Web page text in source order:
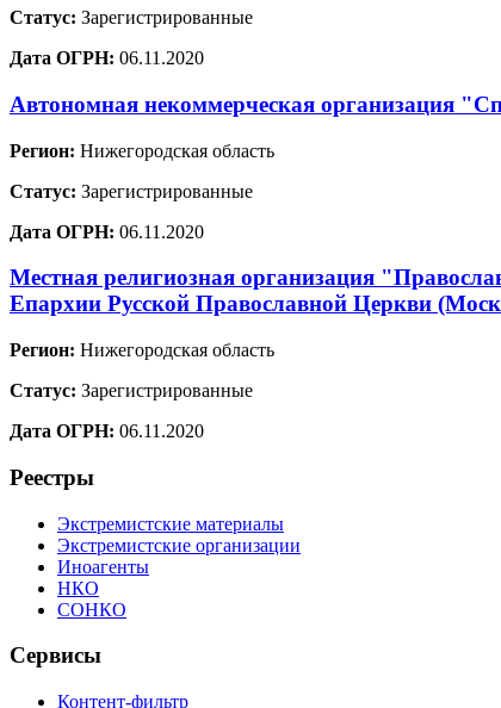
Статус: Зарегистрированные
Дата ОГРН: 06.11.2020
Автономная некоммерческая организация
Регион: Нижегородская область
Статус: Зарегистрированные
Дата ОГРН: 06.11.2020
Местная религиозная организация
Епархии Русской Православной Церкви
Регион: Нижегородская область
Статус: Зарегистрированные
Дата ОГРН: 06.11.2020
Реестры
Экстремистские материалы
Экстремистские организации
Иноагенты
НКО
СОНКО
Сервисы
Контент-фильтр